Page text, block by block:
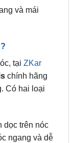
Có hai loại
trên nóc
chắn
tiếng ồn